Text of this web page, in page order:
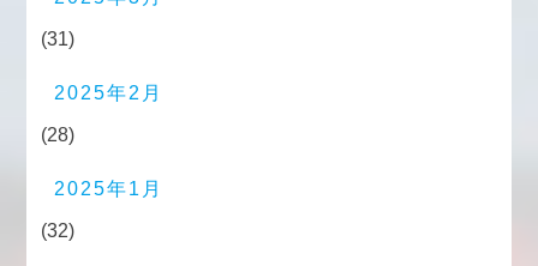
(31)
2025年2月
(28)
2025年1月
(32)